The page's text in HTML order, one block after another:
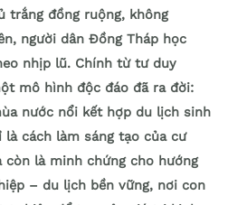
trắng đồng ruộng, không
người dân Đồng Tháp học
nhịp lũ. Chính từ tư duy
mô hình độc đáo đã ra đời:
nước nổi kết hợp du lịch sinh
cách làm sáng tạo của cư
còn là minh chứng cho hướng
– du lịch bền vững, nơi con